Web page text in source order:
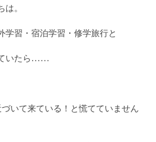
。
学習・宿泊学習・修学旅行と
いたら……
いて来ている！と慌てていません